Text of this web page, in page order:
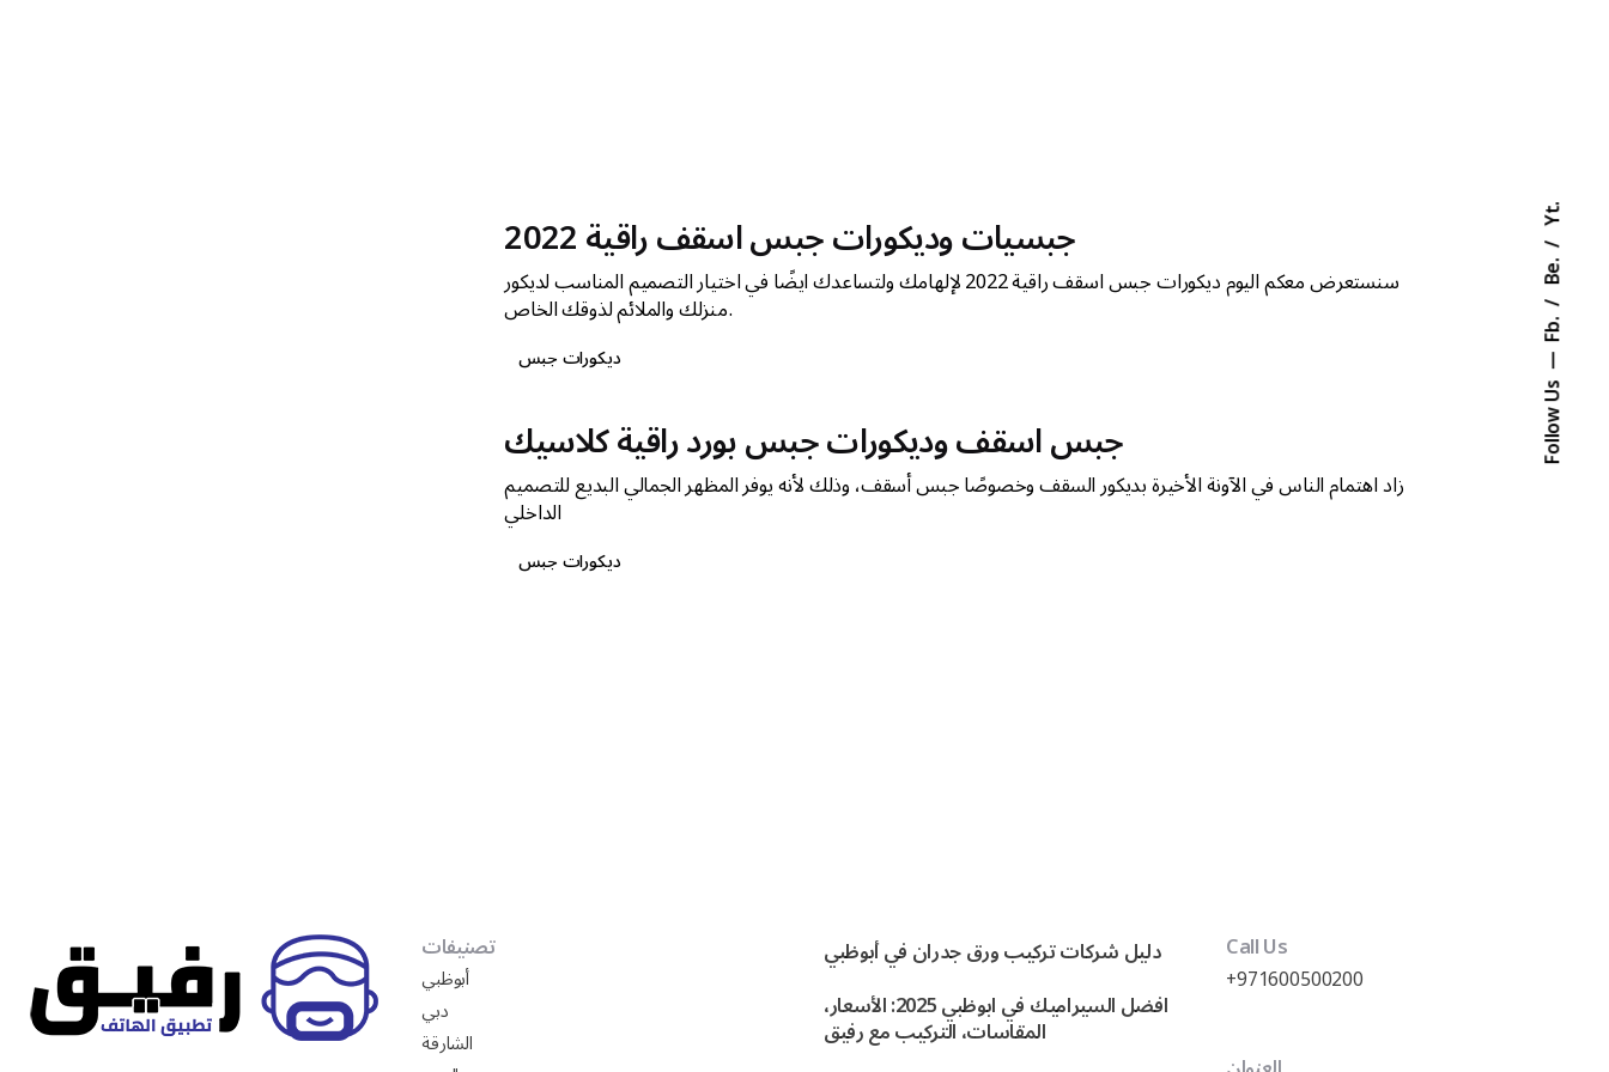
Follow Us
Fb.
Be.
Yt. جبسيات وديكورات جبس اسقف راقية 2022
سنستعرض معكم اليوم ديكورات جبس اسقف راقية 2022 لإلهامك ولتساعدك ايضًا في اختيار التصميم المناسب لديكور
منزلك والملائم لذوقك الخاص.
ديكورات جبس
جبس اسقف وديكورات جبس بورد راقية كلاسيك
زاد اهتمام الناس في الآونة الأخيرة بديكور السقف وخصوصًا جبس أسقف، وذلك لأنه يوفر المظهر الجمالي البديع للتصميم
الداخلي
ديكورات جبس
تصنيفات
أبوظبي
دبي
الشارقة
دليل شركات تركيب ورق جدران في أبوظبي
افضل السيراميك في ابوظبي 2025: الأسعار،
المقاسات، التركيب مع رفيق
Call Us
+971600500200